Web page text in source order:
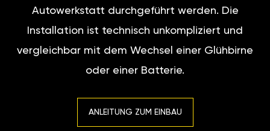
Autowerkstatt durchgeführt werden. Die
Installation ist technisch unkompliziert und
vergleichbar mit dem Wechsel einer Glühbirne
oder einer Batterie.
ANLEITUNG ZUM EINBAU